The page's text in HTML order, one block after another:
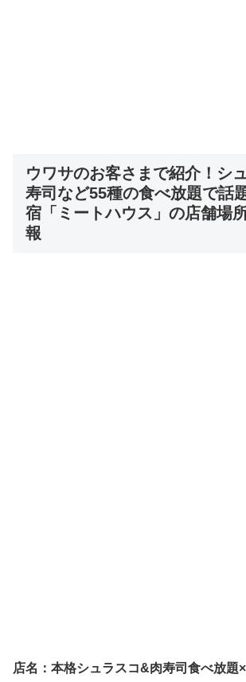
ウワサのお客さまで紹介！シ
寿司など55種の食べ放題で話
宿「ミートハウス」の店舗場
報
店名：本格シュラスコ&肉寿司食べ放題